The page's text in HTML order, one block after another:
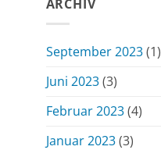
ARCHIV
September 2023(1)
Juni 2023(3)
Februar 2023(4)
Januar 2023(3)